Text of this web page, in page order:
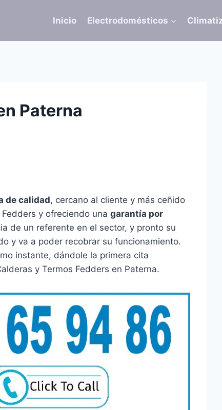
Inicio Electrodomésticos
Paterna
de calidad, cercano al cliente y más ceñido
Fedders y ofreciendo una garantía por
de un referente en el sector, y pronto su
y va a poder recobrar su funcionamiento.
instante, dándole la primera cita
y Termos Fedders en Paterna.